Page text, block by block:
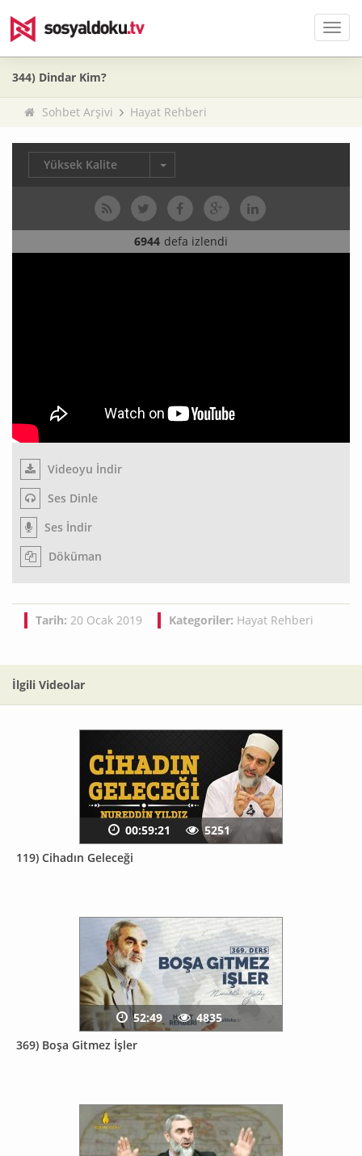
Menü
344) Dindar Kim?
Sohbet Arşivi Hayat Rehberi
Yüksek Kalite
6944 defa izlendi
Videoyu İndir
Ses Dinle
Ses İndir
Döküman
Tarih: 20 Ocak 2019 Kategoriler: Hayat Rehberi
İlgili Videolar
119) Cihadın Geleceği
00:59:21 5251
369) Boşa Gitmez İşler
52:49 4835